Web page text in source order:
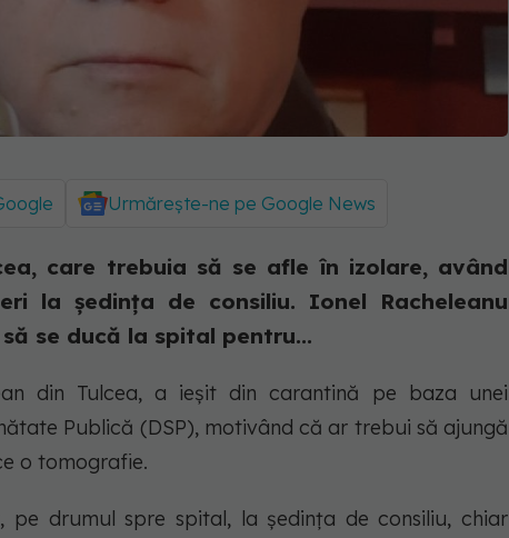
Urmărește-ne pe Google News
care trebuia să se afle în izolare, având
la ședința de consiliu. Ionel Racheleanu
se ducă la spital pentru...
din Tulcea, a ieșit din carantină pe baza unei
Publică (DSP), motivând că ar trebui să ajungă
o tomografie.
pe drumul spre spital, la ședința de consiliu, chiar